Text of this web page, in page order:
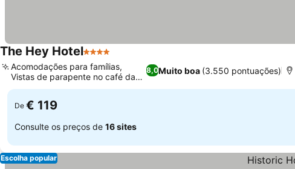
The Hey Hotel4 Estrelas
8,0Muito boa (3.550 pontuações)
Acomodações para famílias,
Vistas de parapente no café da
manhã
De € 119
Consulte os preços de 16 sites
Escolha popular